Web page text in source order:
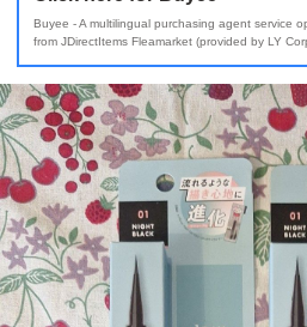
Buyee - A multilingual purchasing agent service
from JDirectItems Fleamarket (provided by LY